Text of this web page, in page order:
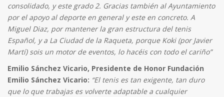
consolidado, y este grado 2. Gracias también al Ayuntamiento
por el apoyo al deporte en general y este en concreto. A
Miguel Diaz, por mantener la gran estructura del tenis
Español, y a La Ciudad de la Raqueta, porque Koki (por Javier
Martí) sois un motor de eventos, lo hacéis con todo el cariño”
Emilio Sánchez Vicario, Presidente de Honor Fundación
Emilio Sánchez Vicario: “El tenis es tan exigente, tan duro
que lo que trabajas es volverte adaptable a cualquier